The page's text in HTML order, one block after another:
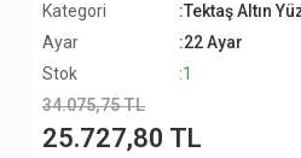
Kategori
:Tektaş Altın
Ayar
:22 Ayar
Stok
:1
34.075,75 TL
25.727,80 TL